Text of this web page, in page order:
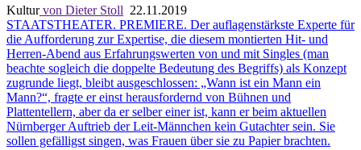
Kulturvon Dieter Stoll 22.11.2019
STAATSTHEATER. PREMIERE. Der auflagenstärkste Experte für
die Aufforderung zur Expertise, die diesem montierten Hit- und
Herren-Abend aus Erfahrungswerten von und mit Singles (man
beachte sogleich die doppelte Bedeutung des Begriffs) als Konzept
zugrunde liegt, bleibt ausgeschlossen: „Wann ist ein Mann ein
Mann?“, fragte er einst herausfordernd von Bühnen und
Plattentellern, aber da er selber einer ist, kann er beim aktuellen
Nürnberger Auftrieb der Leit-Männchen kein Gutachter sein. Sie
sollen gefälligst singen, was Frauen über sie zu Papier brachten.